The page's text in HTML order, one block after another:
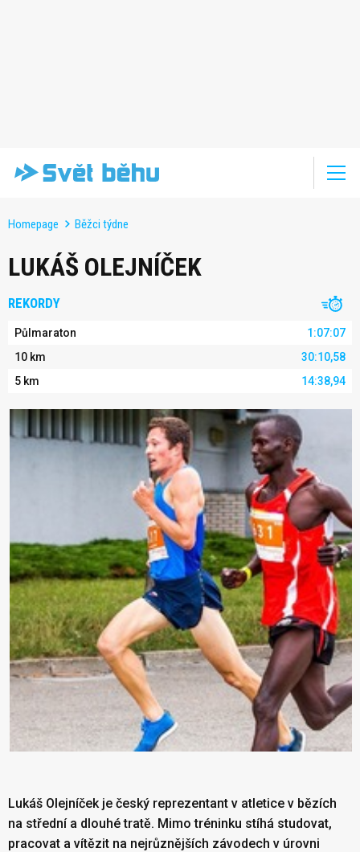
Homepage Běžci týdne
LUKÁŠ OLEJNÍČEK
REKORDY
Půlmaraton
1:07:07
10 km
30:10,58
5 km
14:38,94
Lukáš Olejníček je český reprezentant v atletice v bězích
na střední a dlouhé tratě. Mimo tréninku stíhá studovat,
pracovat a vítězit na nejrůznějších závodech v úrovni